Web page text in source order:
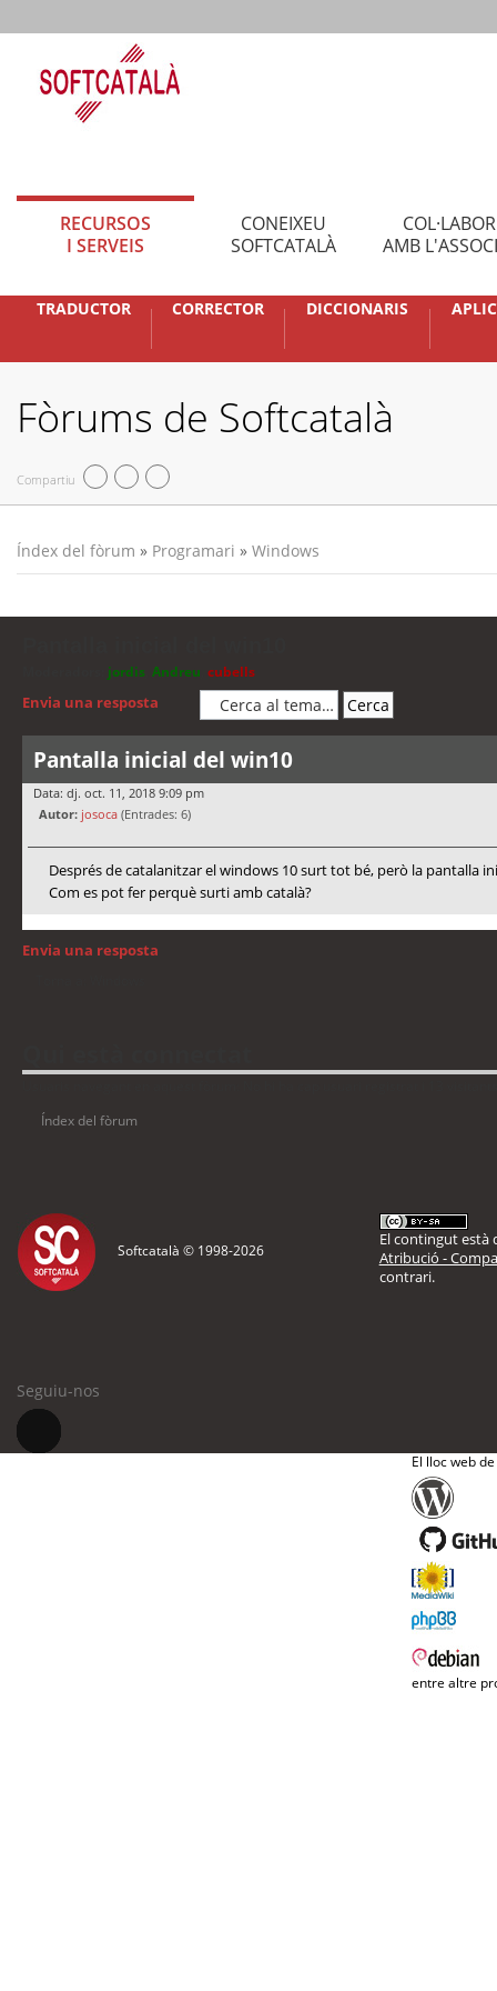
RECURSOS
I SERVEIS
CONEIXEU
SOFTCATALÀ
AMB
TRADUCTOR CORRECTOR DICCIONARIS
Fòrums de Softcatalà
Compartiu
Índex del fòrum » Programari » Windows
jordis Andreu cubells
Envia una resposta
Pantalla inicial del win10
Data: dj. oct. 11, 2018 9:09 pm
Autor: josoca (Entrades: 6)
Després de catalanitzar el windows 10 surt tot bé, però la pantalla
Com es pot fer perquè surti amb català?
Envia una resposta
Índex del fòrum
Softcatalà © 1998-2026
El contingut està
Atribució -
contrari.
Seguiu-nos
El lloc web
entre altre